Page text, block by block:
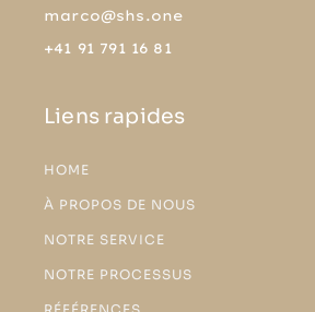
marco@shs.one
+41 91 791 16 81
Liens rapides
HOME
À PROPOS DE NOUS
NOTRE SERVICE
NOTRE PROCESSUS